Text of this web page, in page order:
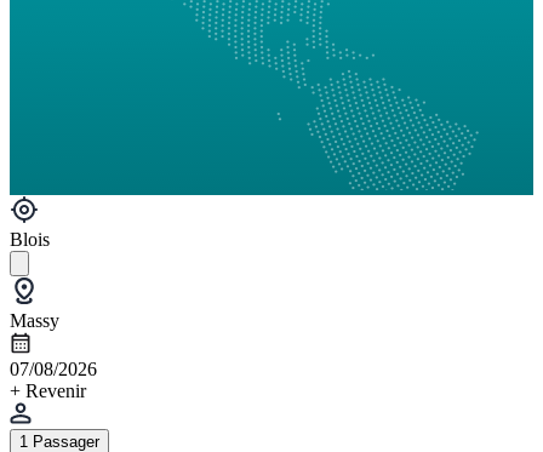
Blois
Massy
07/08/2026
+ Revenir
1 Passager